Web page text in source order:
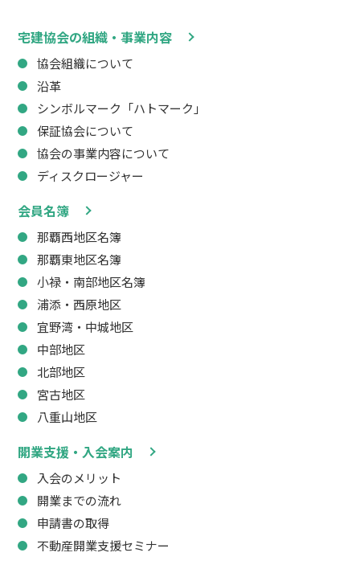
宅建協会の組織・事業内容
協会組織について
沿革
シンボルマーク「ハトマーク」
保証協会について
協会の事業内容について
ディスクロージャー
会員名簿
那覇西地区名簿
那覇東地区名簿
小禄・南部地区名簿
浦添・西原地区
宜野湾・中城地区
中部地区
北部地区
宮古地区
八重山地区
開業支援・入会案内
入会のメリット
開業までの流れ
申請書の取得
不動産開業支援セミナー